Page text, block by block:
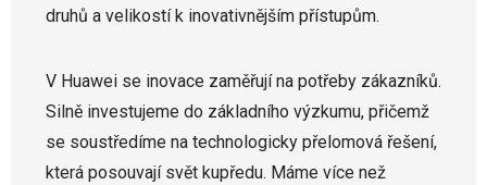
druhů a velikostí k inovativnějším přístupům.
V Huawei se inovace zaměřují na potřeby zákazníků.
Silně investujeme do základního výzkumu, přičemž
se soustředíme na technologicky přelomová řešení,
která posouvají svět kupředu. Máme více než